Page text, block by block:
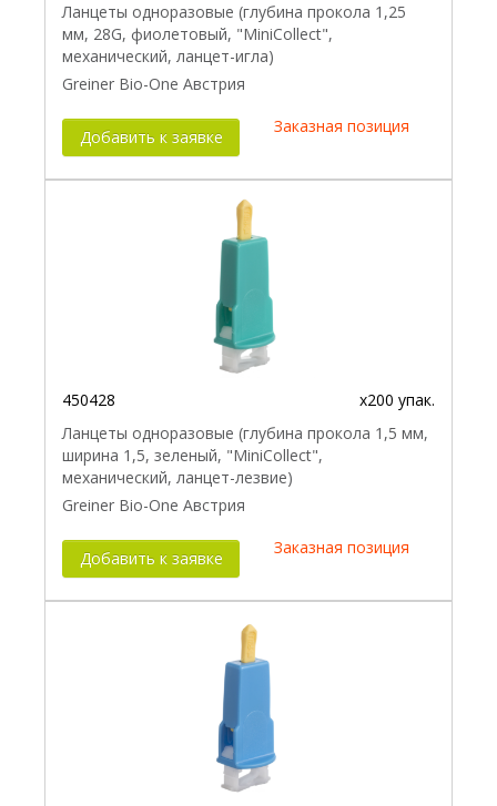
Ланцеты одноразовые (глубина прокола 1,25
мм, 28G, фиолетовый, "MiniCollect",
механический, ланцет-игла)
Greiner Bio-One Австрия
Добавить к заявке
Заказная позиция
450428
x200 упак.
Ланцеты одноразовые (глубина прокола 1,5 мм,
ширина 1,5, зеленый, "MiniCollect",
механический, ланцет-лезвие)
Greiner Bio-One Австрия
Добавить к заявке
Заказная позиция